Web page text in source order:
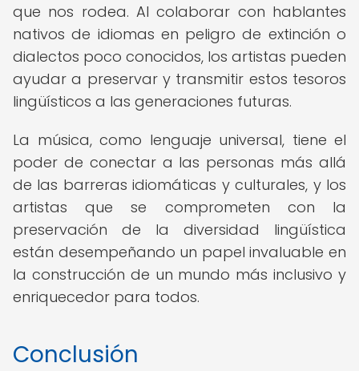
que nos rodea. Al colaborar con hablantes
nativos de idiomas en peligro de extinción o
dialectos poco conocidos, los artistas pueden
ayudar a preservar y transmitir estos tesoros
lingüísticos a las generaciones futuras.
La música, como lenguaje universal, tiene el
poder de conectar a las personas más allá
de las barreras idiomáticas y culturales, y los
artistas que se comprometen con la
preservación de la diversidad lingüística
están desempeñando un papel invaluable en
la construcción de un mundo más inclusivo y
enriquecedor para todos.
Conclusión